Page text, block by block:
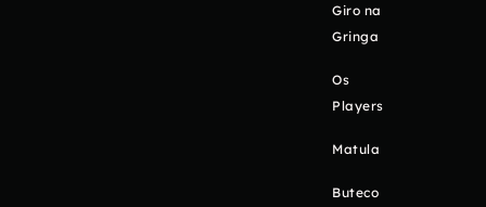
Giro na
Gringa
Os
Players
Matula
Buteco